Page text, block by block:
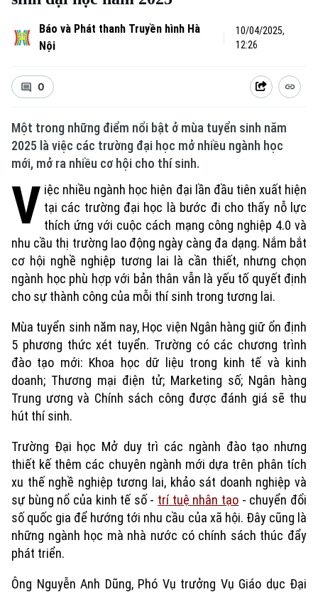
Xu hướng
Báo và Phát thanh Truyền hình Hà
Nội
10/04/2025,
12:26
0
Một trong những điểm nổi bật ở mùa tuyển sinh năm
2025 là việc các trường đại học mở nhiều ngành học
mới, mở ra nhiều cơ hội cho thí sinh.
V iệc nhiều ngành học hiện đại lần đầu tiên xuất hiện
tại các trường đại học là bước đi cho thấy nỗ lực
thích ứng với cuộc cách mạng công nghiệp 4.0 và
nhu cầu thị trường lao động ngày càng đa dạng. Nắm bắt
cơ hội nghề nghiệp tương lai là cần thiết, nhưng chọn
ngành học phù hợp với bản thân vẫn là yếu tố quyết định
cho sự thành công của mỗi thí sinh trong tương lai.
Mùa tuyển sinh năm nay, Học viện Ngân hàng giữ ổn định
5 phương thức xét tuyển. Trường có các chương trình
đào tạo mới: Khoa học dữ liệu trong kinh tế và kinh
doanh; Thương mại điện tử; Marketing số; Ngân hàng
Trung ương và Chính sách công được đánh giá sẽ thu
hút thí sinh.
Trường Đại học Mở duy trì các ngành đào tạo nhưng
thiết kế thêm các chuyên ngành mới dựa trên phân tích
xu thế nghề nghiệp tương lai, khảo sát doanh nghiệp và
sự bùng nổ của kinh tế số - trí tuệ nhân tạo - chuyển đổi
số quốc gia để hướng tới nhu cầu của xã hội. Đây cũng là
những ngành học mà nhà nước có chính sách thúc đẩy
phát triển.
Ông Nguyễn Anh Dũng, Phó Vụ trưởng Vụ Giáo dục Đại